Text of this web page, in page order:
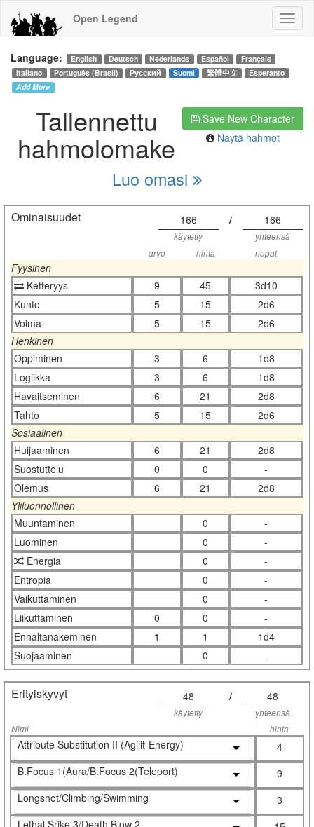
Open Legend
Language: English Deutsch Nederlands Español
Français
Italiano
Português (Brasil) Русский Suomi 繁體中文
Esperanto
Add More
Save New Character
Näytä hahmot
Tallennettu
hahmolomake
Luo omasi
Ominaisuudet 166 / 166
käytetty
yhteensä
arvo
hinta nopat
Fyysinen
Ketteryys
9 45
3d10
Kunto
5 15
2d6
Voima
5 15
2d6
Henkinen
Oppiminen
3 6
1d8
Logiikka
3 6
1d8
Havaitseminen
6 21
2d8
Tahto
5 15
2d6
Sosiaalinen
Huijaaminen
6 21
2d8
Suostuttelu
0 0
-
Olemus
6 21
2d8
Yliluonnollinen
Muuntaminen
0
-
Luominen
0
-
Energia
0
-
Entropia
0
-
Vaikuttaminen
0
-
Liikuttaminen
0 0
-
Ennaltanäkeminen
1 1
1d4
Suojaaminen
0 -
Erityiskyvyt 48 / 48
käytetty
yhteensä
Nimi
hinta
Attribute Substitution II (Agilit-Energy)
4
B.Focus 1(Aura/B.Focus 2(Teleport)
9
Longshot/Climbing/Swimming
3